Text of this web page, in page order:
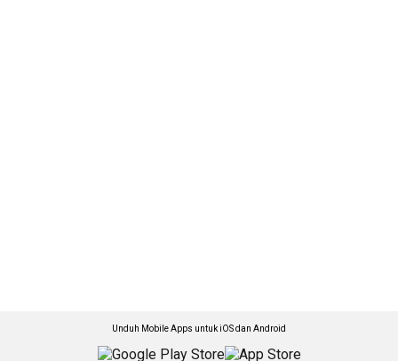
Unduh Mobile Apps untuk iOS dan Android